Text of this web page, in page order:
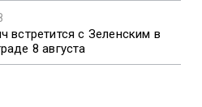
встретится с Зеленским в
8 августа